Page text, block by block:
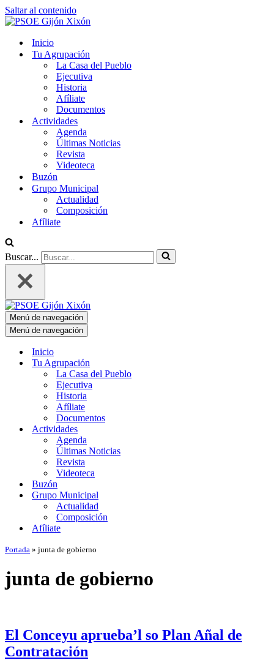
Saltar al contenido
Inicio
Tu Agrupación
La Casa del Pueblo
Ejecutiva
Historia
Afíliate
Documentos
Actividades
Agenda
Últimas Noticias
Revista
Videoteca
Buzón
Grupo Municipal
Actualidad
Composición
Afíliate
Buscar...
Menú de navegación
Menú de navegación
Inicio
Tu Agrupación
La Casa del Pueblo
Ejecutiva
Historia
Afíliate
Documentos
Actividades
Agenda
Últimas Noticias
Revista
Videoteca
Buzón
Grupo Municipal
Actualidad
Composición
Afíliate
Portada » junta de gobierno
junta de gobierno
El Conceyu aprueba’l so Plan Añal de
Contratación